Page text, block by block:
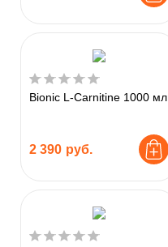
Bionic L-Carnitine 1000 мл
2 390 руб.